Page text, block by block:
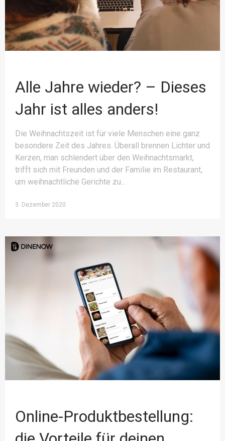
Alle Jahre wieder? – Dieses
Jahr ist alles anders!
Die Weihnachtszeit ist für viele Menschen eine ganz
besondere Zeit des Jahres. Überall brennen Lichter und
Kerzen, man schlendert über den Weihnachtsmarkt,
trifft sich mit Freunden und der Familie im Restaurant,
um weihnachtliche Gerichte zu
3. Dezember 2020
Online-Produktbestellung: